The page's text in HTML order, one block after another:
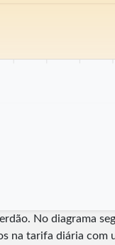
No diagrama
na tarifa diária com